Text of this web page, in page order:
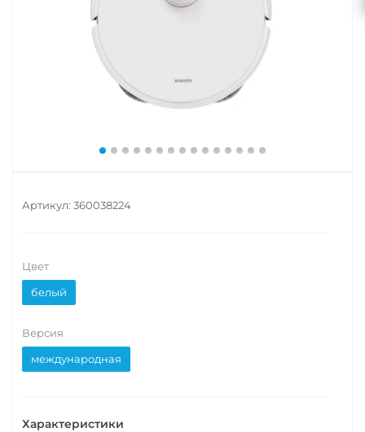
Артикул: 360038224
Цвет
белый
Версия
международная
Характеристики